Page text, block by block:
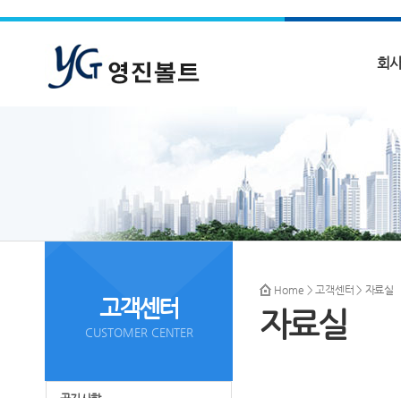
회
고객센터
CUSTOMER CENTER
Home > 고객센터 > 자료실
자료실